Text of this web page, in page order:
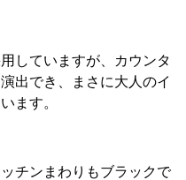
していますが、カウンタ
出でき、まさに大人のイ
ます。
チンまわりもブラックで